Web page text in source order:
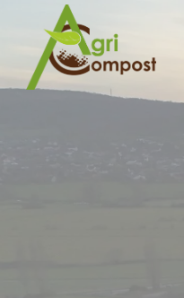
panel